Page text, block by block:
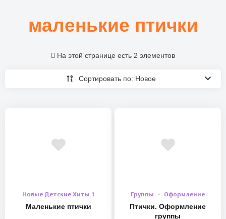
маленькие птички
Сортировать по: Новое
На этой странице есть 2 элементов
Новые Детские Хиты 1
Маленькие птички
Группы Оформление
Птички. Оформление
группы